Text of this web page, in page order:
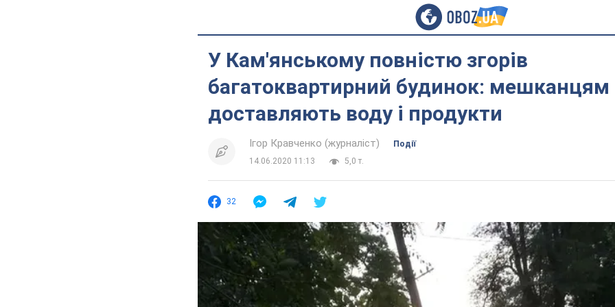
У Кам'янському повністю згорів
багатоквартирний будинок: мешканцям
доставляють воду і продукти
Ігор Кравченко (журналіст)
Події
14.06.2020 11:13
5,0 т.
32